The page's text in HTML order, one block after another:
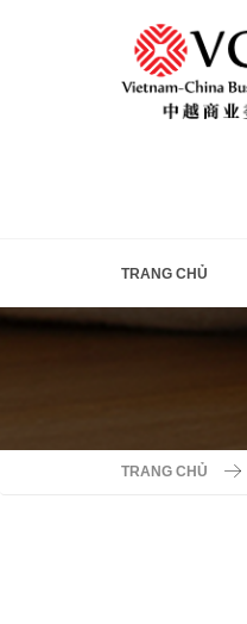
TRANG CHỦ
TRANG CHỦ